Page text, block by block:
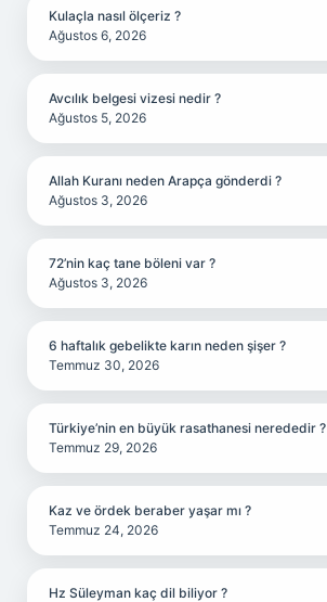
Kulaçla nasıl ölçeriz ?
Ağustos 6, 2026
Avcılık belgesi vizesi nedir ?
Ağustos 5, 2026
Allah Kuranı neden Arapça gönderdi ?
Ağustos 3, 2026
72’nin kaç tane böleni var ?
Ağustos 3, 2026
6 haftalık gebelikte karın neden şişer ?
Temmuz 30, 2026
Türkiye’nin en büyük rasathanesi nerededir ?
Temmuz 29, 2026
Kaz ve ördek beraber yaşar mı ?
Temmuz 24, 2026
Hz Süleyman kaç dil biliyor ?